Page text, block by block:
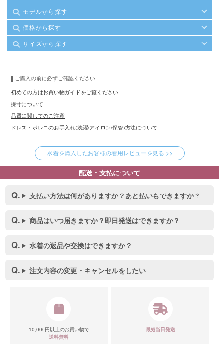
モデルから探す
価格から探す
サイズから探す
ご購入の前に必ずご確認ください
初めての方はお買い物ガイドをご覧ください
採寸について
品質に関してのご注意
ドレス・ボレロのお手入れ(洗濯/アイロン/保管)方法について
水着を購入したお客様の着用レビューを見る >>
配送・支払について
支払い方法は何がありますか？あと払いもできますか？
商品はいつ届きますか？即日発送はできますか？
水着の返品や交換はできますか？
注文内容の変更・キャンセルをしたい
10,000円以上のお買い物で
送料無料
最短当日発送